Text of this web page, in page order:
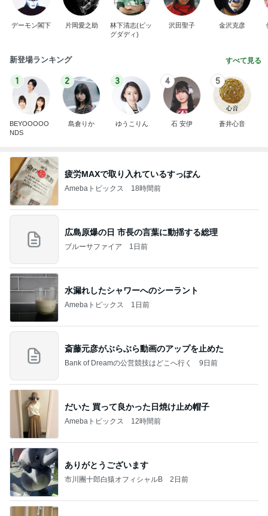
デーモン閣下 片岡愛之助
林下清志(ビッ
グダディ)
沢田聖子 金沢克彦
新登場ランキング すべて見る
1
BEYOOOOO
NDS
2
島倉りか
3
ゆうこりん
4
石 安伊
5
蒼井心音
疲労MAXで取り入れているすっぽん
Amebaトピックス 18時間前
広島原爆の日 市長の言葉に動揺する総理
ブルーサファイア 1日前
水漏れしたシャワーへのシーラント
Amebaトピックス 1日前
斎藤元彦がぶらぶら動画のアップを止めた
Bank of Dreamの公営競技はどこへ行く 9日前
だいた 買って良かった日焼け止め帽子
Amebaトピックス 12時間前
ありがとうございます
市川團十郎白猿オフィシャルB 2日前